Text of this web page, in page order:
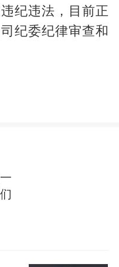
纪违法，目前正
纪委纪律审查和